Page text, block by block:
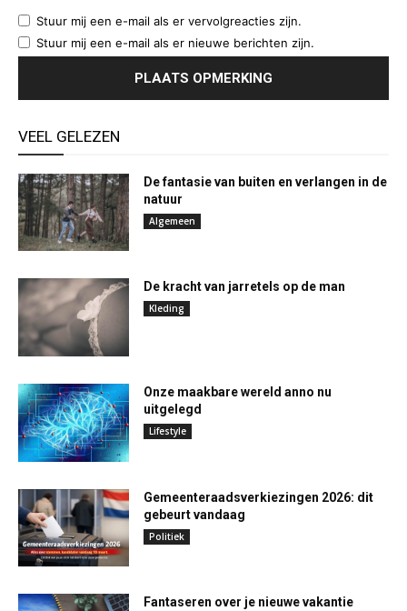
Stuur mij een e-mail als er vervolgreacties zijn.
Stuur mij een e-mail als er nieuwe berichten zijn.
VEEL GELEZEN
De fantasie van buiten en verlangen in de
natuur
Algemeen
De kracht van jarretels op de man
Kleding
Onze maakbare wereld anno nu
uitgelegd
Lifestyle
Gemeenteraadsverkiezingen 2026: dit
gebeurt vandaag
Politiek
Fantaseren over je nieuwe vakantie